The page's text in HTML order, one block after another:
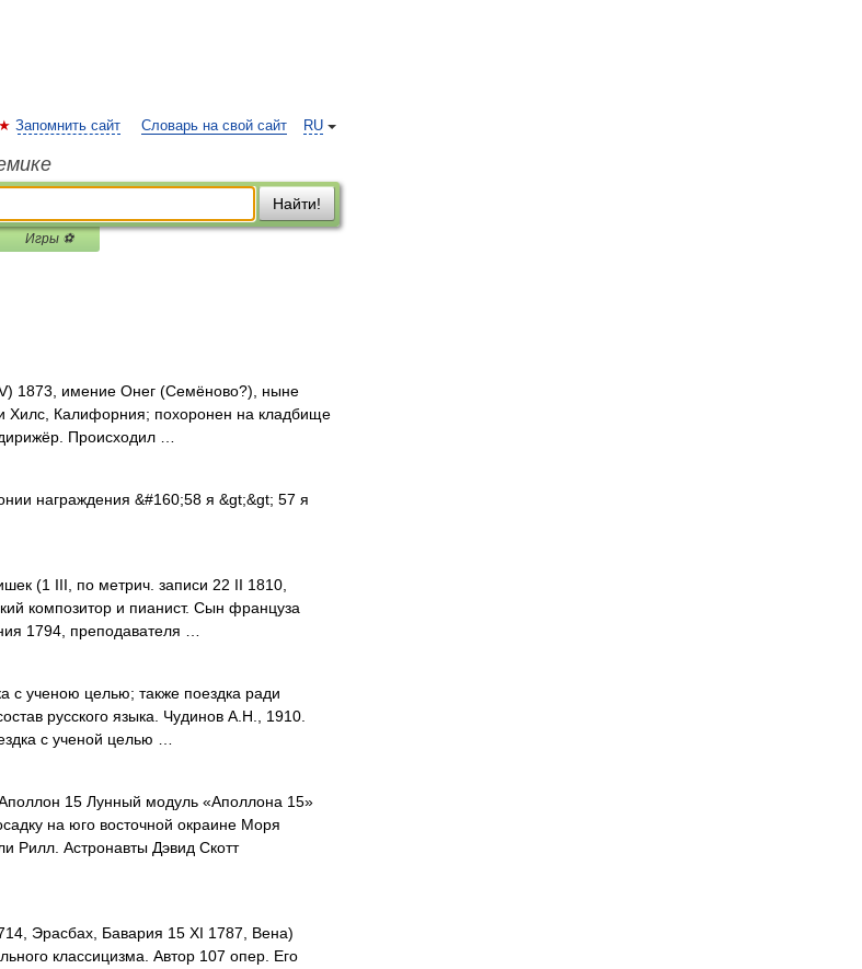
RU
Запомнить сайт Словарь на свой сайт
Найти!
Игры ⚽
имение Онег (Семёново?), ныне
Хилс, Калифорния; похоронен на кладбище
Происходил …
награждения &#160;58 я &gt;&gt; 57 я
(1 III, по метрич. записи 22 II 1810,
композитор и пианист. Сын француза
1794, преподавателя …
с ученою целью; также поездка ради
русского языка. Чудинов А.Н., 1910.
с ученой целью …
15 Лунный модуль «Аполлона 15»
на юго восточной окраине Моря
Рилл. Астронавты Дэвид Скотт
Эрасбах, Бавария 15 XI 1787, Вена)
классицизма. Автор 107 опер. Его